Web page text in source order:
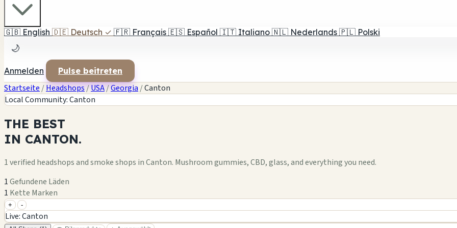
🇬🇧 English 🇩🇪 Deutsch ✓ 🇫🇷 Français 🇪🇸 Español 🇮🇹 Italiano 🇳🇱 Nederlands 🇵🇱 Polski
🌙
Anmelden Pulse beitreten
Startseite /Headshops/USA/Georgia /Canton
Local Community: Canton
THE BEST
IN CANTON.
1 verified headshops and smoke shops in Canton. Mushroom gummies, CBD, glass, and everything you need.
1Gefundene Läden
1 Kette Marken
+
+ -
Live: Canton